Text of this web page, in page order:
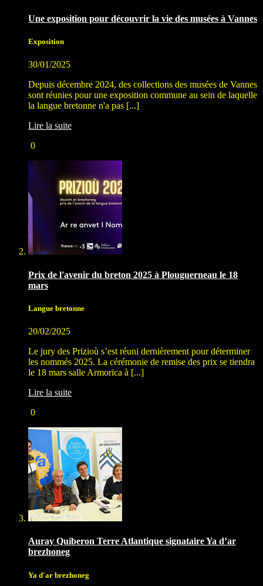
Une exposition pour découvrir la vie des musées à Vannes
Exposition
30/01/2025
Depuis décembre 2024, des collections des musées de Vannes
sont réunies pour une exposition commune au sein de laquelle
la langue bretonne n'a pas [...]
Lire la suite
0
Prix de l'avenir du breton 2025 à Plouguerneau le 18
mars
Langue bretonne
20/02/2025
Le jury des Prizioù s’est réuni dernièrement pour déterminer
les nommés 2025. La cérémonie de remise des prix se tiendra
le 18 mars salle Armorica à [...]
Lire la suite
0
Auray Quiberon Terre Atlantique signataire Ya d’ar
brezhoneg
Ya d'ar brezhoneg